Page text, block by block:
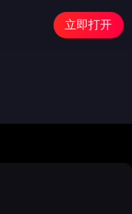
立即打开